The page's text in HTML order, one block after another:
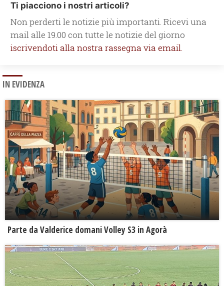
Ti piacciono i nostri articoli?
Non perderti le notizie più importanti. Ricevi una
mail alle 19.00 con tutte le notizie del giorno
iscrivendoti alla nostra rassegna via email.
IN EVIDENZA
Parte da Valderice domani Volley S3 in Agorà